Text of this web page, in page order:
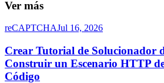
Ver más
reCAPTCHAJul 16, 2026
Crear Tutorial de Solucionador
Construir un Escenario HTTP
Código